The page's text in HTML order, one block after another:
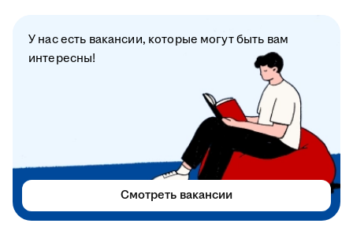
У нас есть вакансии, которые могут быть вам
интересны!
Смотреть вакансии